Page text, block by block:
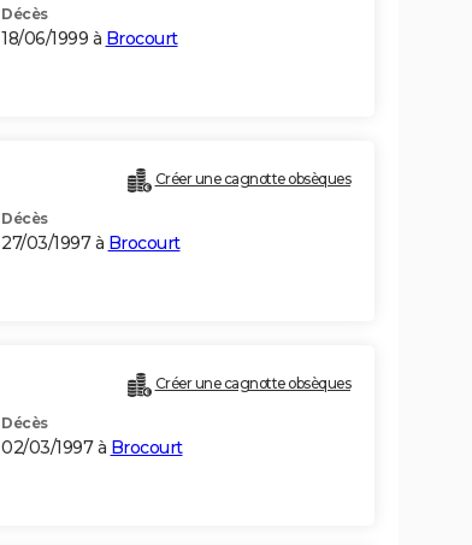
Décès
18/06/1999 à Brocourt
Créer une cagnotte obsèques
Décès
27/03/1997 à Brocourt
Créer une cagnotte obsèques
Décès
02/03/1997 à Brocourt